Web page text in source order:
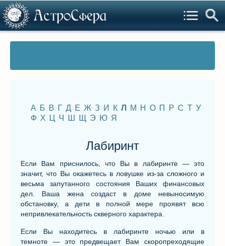
А Б В Г Д Е Ж З И К Л М Н О П Р С Т У
Ф Х Ц Ч Ш Щ Э Ю Я
Лабиринт
Если Вам приснилось, что Вы в лабиринте — это
значит, что Вы окажетесь в ловушке из-за сложного и
весьма запутанного состояния Ваших финансовых
дел. Ваша жена создаст в доме невыносимую
обстановку, а дети в полной мере проявят всю
непривлекательность скверного характера.
Если Вы находитесь в лабиринте ночью или в
темноте — это предвещает Вам скоропреходящие